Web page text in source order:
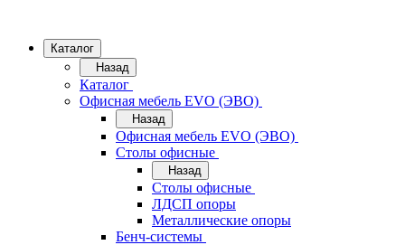
Каталог
Назад
Каталог
Офисная мебель EVO (ЭВО)
Назад
Офисная мебель EVO (ЭВО)
Cтолы офисные
Назад
Cтолы офисные
ЛДСП опоры
Металлические опоры
Бенч-системы